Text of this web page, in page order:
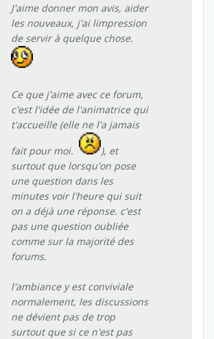
J'aime donner mon avis, aider
les nouveaux, j'ai limpression
de servir à quelque chose.
Ce que j'aime avec ce forum,
c'est l'idée de l'animatrice qui
t'accueille (elle ne l'a jamais
fait pour moi.
), et
surtout que lorsqu'on pose
une question dans les
minutes voir l'heure qui suit
on a déjà une réponse. c'est
pas une question oubliée
comme sur la majorité des
forums.
l'ambiance y est conviviale
normalement, les discussions
ne dévient pas de trop
surtout que si ce n'est pas